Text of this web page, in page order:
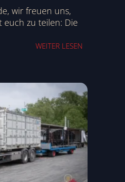
wir freuen uns,
zu teilen: Die
WEITER LESEN